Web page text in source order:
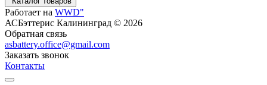
Работает на WWD"
АСБэттерис Калининград © 2026
Обратная связь
asbattery.office@gmail.com
Заказать звонок
Контакты